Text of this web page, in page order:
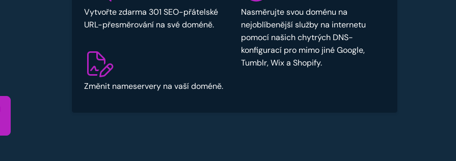
Vytvořte zdarma 301 SEO-přátelské
URL-přesměrování na své doméně.
Změnit nameservery na vaší doméně.
Nasměrujte svou doménu na
nejoblíbenější služby na internetu
pomocí našich chytrých DNS-
konfigurací pro mimo jiné Google,
Tumblr, Wix a Shopify.